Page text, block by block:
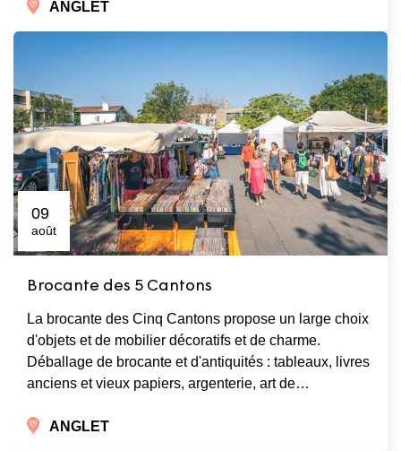
ANGLET
09
août
Brocante des 5 Cantons
La brocante des Cinq Cantons propose un large choix
d'objets et de mobilier décoratifs et de charme.
Déballage de brocante et d'antiquités : tableaux, livres
anciens et vieux papiers, argenterie, art de…
ANGLET